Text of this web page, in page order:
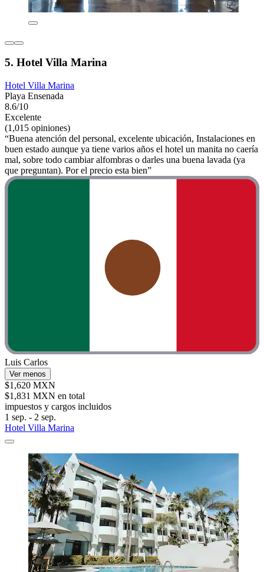
5. Hotel Villa Marina
Hotel Villa Marina
Playa Ensenada
8.6/10
Excelente
(1,015 opiniones)
“Buena atención del personal, excelente ubicación, Instalaciones en
buen estado aunque ya tiene varios años el hotel un manita no caería
mal, sobre todo cambiar alfombras o darles una buena lavada (ya
que preguntan). Por el precio esta bien”
Luis Carlos
Ver menos
$1,620 MXN
$1,831 MXN en total
impuestos y cargos incluidos
1 sep. - 2 sep.
Hotel Villa Marina